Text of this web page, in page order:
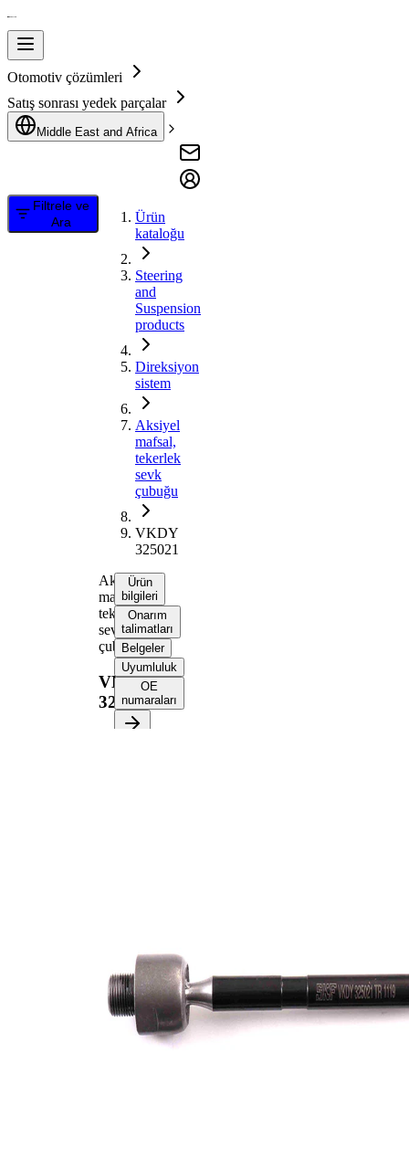
Otomotiv çözümleri
Satış sonrası yedek parçalar
Middle East and Africa
Filtrele ve
Ara
Ürün
kataloğu
Steering
and
Suspension
products
Direksiyon
sistem
Aksiyel
mafsal,
tekerlek
sevk
çubuğu
VKDY
325021
Aksiyel
mafsal,
tekerlek
sevk
çubuğu
VKDY
325021
Ürün
bilgileri
Onarım
talimatları
Belgeler
Uyumluluk
OE
numaraları